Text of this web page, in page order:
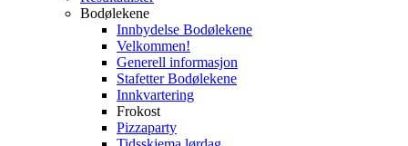
Bodølekene
Innbydelse Bodølekene
Velkommen!
Generell informasjon
Stafetter Bodølekene
Innkvartering
Frokost
Pizzaparty